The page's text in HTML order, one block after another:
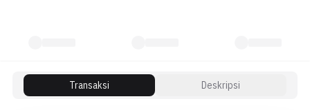
Transaksi Deskripsi